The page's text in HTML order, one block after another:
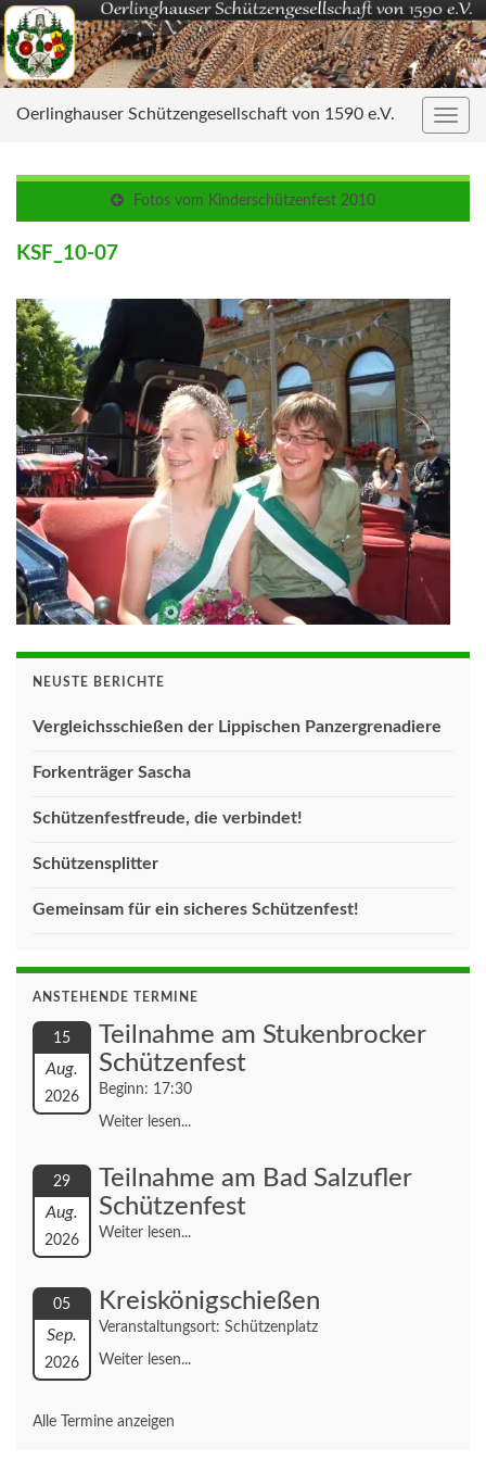
Oerlinghauser Schützengesellschaft von 1590 e.V.
Fotos vom Kinderschützenfest 2010
KSF_10-07
NEUSTE BERICHTE
Vergleichsschießen der Lippischen Panzergrenadiere
Forkenträger Sascha
Schützenfestfreude, die verbindet!
Schützensplitter
Gemeinsam für ein sicheres Schützenfest!
ANSTEHENDE TERMINE
15
Aug.
2026
Teilnahme am Stukenbrocker
Schützenfest
Beginn: 17:30
Weiter lesen...
29
Aug.
2026
Teilnahme am Bad Salzufler
Schützenfest
Weiter lesen...
05
Sep.
2026
Kreiskönigschießen
Veranstaltungsort: Schützenplatz
Weiter lesen...
Alle Termine anzeigen